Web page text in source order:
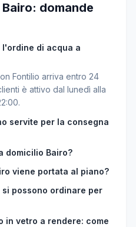
domande
l'ordine di acqua a
Fontilio arriva entro 24
è attivo dal lunedì alla
servite per la consegna
domicilio Bairo?
viene portata al piano?
possono ordinare per
in vetro a rendere: come